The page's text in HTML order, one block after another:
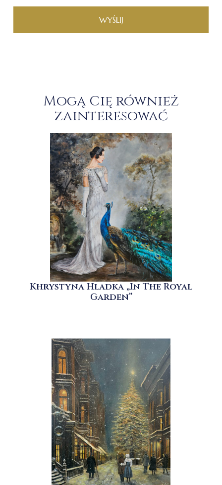
WYŚLIJ
Mogą Cię również
zainteresować
Khrystyna Hladka „In The Royal
Garden”